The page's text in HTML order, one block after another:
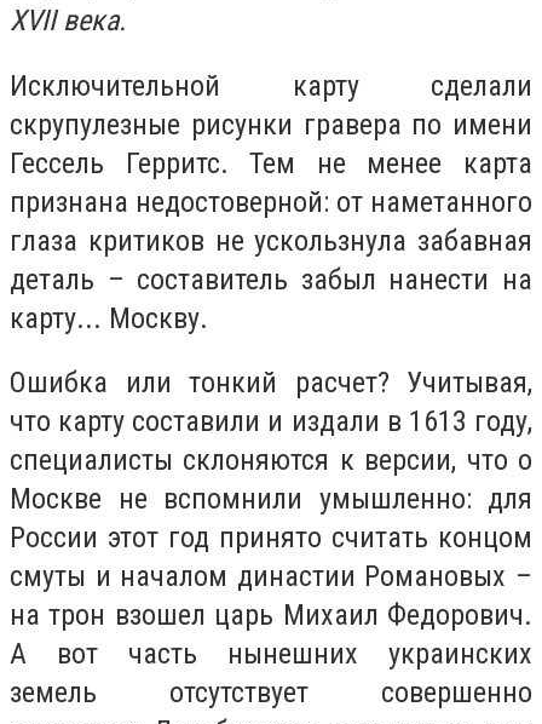
XVII века.
Исключительной карту сделали
скрупулезные рисунки гравера по имени
Гессель Герритс. Тем не менее карта
признана недостоверной: от наметанного
глаза критиков не ускользнула забавная
деталь – составитель забыл нанести на
карту... Москву.
Ошибка или тонкий расчет? Учитывая,
что карту составили и издали в 1613 году,
специалисты склоняются к версии, что о
Москве не вспомнили умышленно: для
России этот год принято считать концом
смуты и началом династии Романовых –
на трон взошел царь Михаил Федорович.
А вот часть нынешних украинских
земель отсутствует совершенно